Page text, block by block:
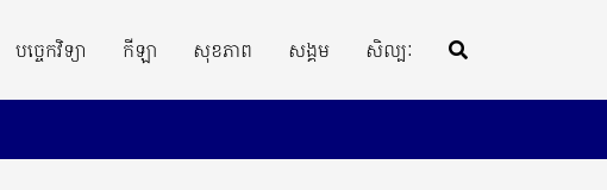
បច្ចេកវិទ្យា កីឡា សុខភាព សង្គម សិល្បៈ